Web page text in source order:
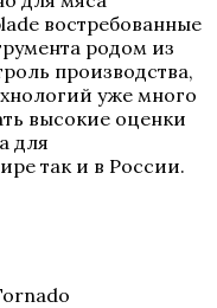
востребованные
родом из
производства,
уже много
высокие оценки
для
так и в России.